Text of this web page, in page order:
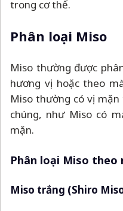
trong cơ thể.
Phân loại Miso
Miso thường được
hương vị hoặc theo
Miso thường có vị
chúng, như Miso có
mặn.
Phân loại Miso theo
Miso trắng (Shiro